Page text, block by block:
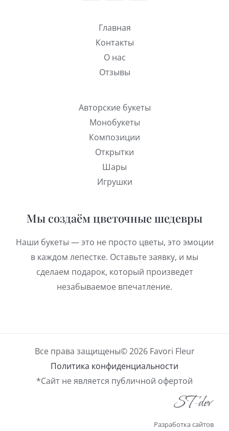
Главная
Контакты
О нас
Отзывы
Авторские букеты
Монобукеты
Композиции
Открытки
Шары
Игрушки
Мы создаём цветочные шедевры
Наши букеты — это не просто цветы, это эмоции
в каждом лепестке. Оставьте заявку, и мы
сделаем подарок, который произведет
незабываемое впечатление.
Все права защищены© 2026 Favori Fleur
Политика конфиденциальности
*Сайт не является публичной офертой
Разработка сайтов